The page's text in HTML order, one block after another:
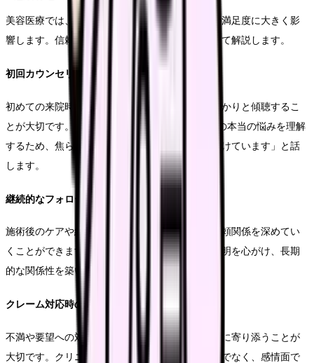
美容医療では、患者様との良好な関係性が施術の満足度に大きく影
響します。信頼関係を築くためのポイントについて解説します。
初回カウンセリングの重要性
初めての来院時には、患者様の不安や要望をしっかりと傾聴するこ
とが大切です。美容外科看護師Fさんは「患者様の本当の悩みを理解
するため、焦らずじっくりと話を聞くように心がけています」と話
します。
継続的なフォローアップ
施術後のケアや経過観察を通じて、患者様との信頼関係を深めてい
くことができます。定期的な状態確認や丁寧な説明を心がけ、長期
的な関係性を築いていくことが重要です。
クレーム対応時の注意点
不満や要望への対応時には、まず患者様の気持ちに寄り添うことが
大切です。クリニックの方針や医学的な説明だけでなく、感情面で